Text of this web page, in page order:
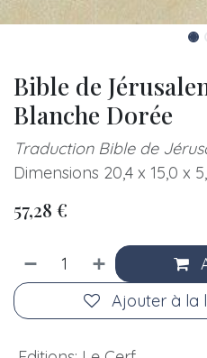
Bible de
Blanche Dorée
Traduction Bible de
Dimensions 20,4 x 15,0 x
57,28 €
Ajouter à la